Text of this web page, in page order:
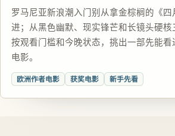
罗马尼亚新浪潮入门别从拿金棕榈的《
进；从黑色幽默、现实锋芒和长镜头硬核
按观看门槛和今晚状态，挑出一部先能看
电影。
欧洲作者电影 获奖电影 新手先看